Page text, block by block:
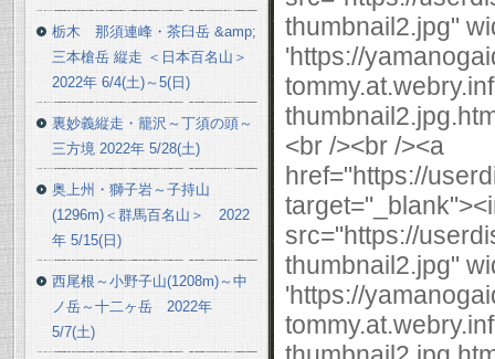
栃木 那須連峰・茶臼岳 &amp;
三本槍岳 縦走 ＜日本百名山＞
2022年 6/4(土)～5(日)
裏妙義縦走・籠沢～丁須の頭～
三方境 2022年 5/28(土)
奥上州・獅子岩～子持山
(1296m)＜群馬百名山＞ 2022
年 5/15(日)
西尾根～小野子山(1208m)～中
ノ岳～十二ヶ岳 2022年
5/7(土)